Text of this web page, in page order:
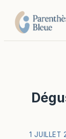
1 JUILLET